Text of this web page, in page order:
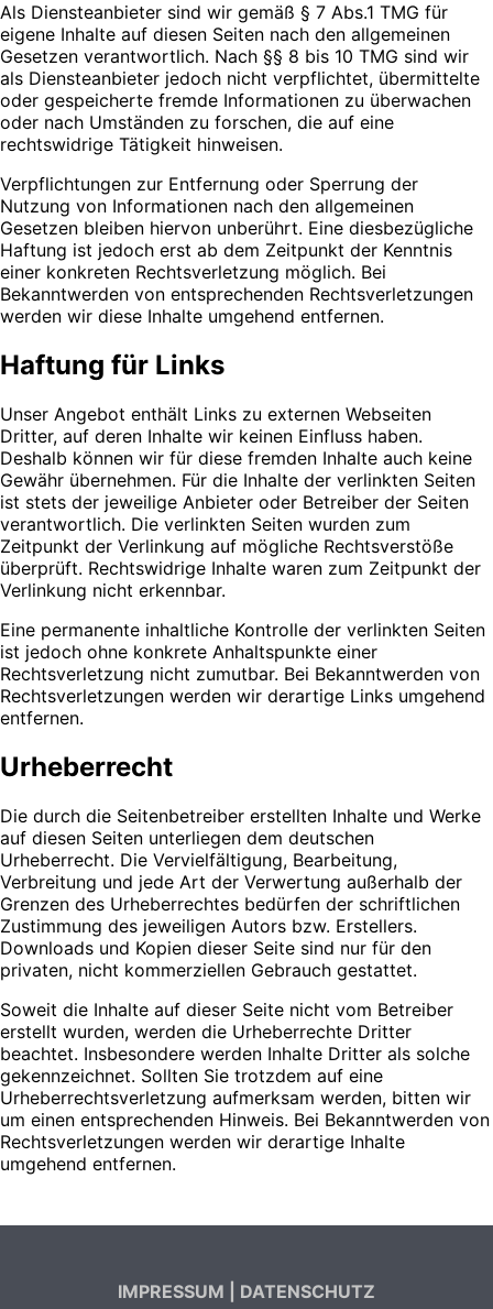
Als Diensteanbieter sind wir gemäß § 7 Abs.1 TMG für
eigene Inhalte auf diesen Seiten nach den allgemeinen
Gesetzen verantwortlich. Nach §§ 8 bis 10 TMG sind wir
als Diensteanbieter jedoch nicht verpflichtet, übermittelte
oder gespeicherte fremde Informationen zu überwachen
oder nach Umständen zu forschen, die auf eine
rechtswidrige Tätigkeit hinweisen.
Verpflichtungen zur Entfernung oder Sperrung der
Nutzung von Informationen nach den allgemeinen
Gesetzen bleiben hiervon unberührt. Eine diesbezügliche
Haftung ist jedoch erst ab dem Zeitpunkt der Kenntnis
einer konkreten Rechtsverletzung möglich. Bei
Bekanntwerden von entsprechenden Rechtsverletzungen
werden wir diese Inhalte umgehend entfernen.
Haftung für Links
Unser Angebot enthält Links zu externen Webseiten
Dritter, auf deren Inhalte wir keinen Einfluss haben.
Deshalb können wir für diese fremden Inhalte auch keine
Gewähr übernehmen. Für die Inhalte der verlinkten Seiten
ist stets der jeweilige Anbieter oder Betreiber der Seiten
verantwortlich. Die verlinkten Seiten wurden zum
Zeitpunkt der Verlinkung auf mögliche Rechtsverstöße
überprüft. Rechtswidrige Inhalte waren zum Zeitpunkt der
Verlinkung nicht erkennbar.
Eine permanente inhaltliche Kontrolle der verlinkten Seiten
ist jedoch ohne konkrete Anhaltspunkte einer
Rechtsverletzung nicht zumutbar. Bei Bekanntwerden von
Rechtsverletzungen werden wir derartige Links umgehend
entfernen.
Urheberrecht
Die durch die Seitenbetreiber erstellten Inhalte und Werke
auf diesen Seiten unterliegen dem deutschen
Urheberrecht. Die Vervielfältigung, Bearbeitung,
Verbreitung und jede Art der Verwertung außerhalb der
Grenzen des Urheberrechtes bedürfen der schriftlichen
Zustimmung des jeweiligen Autors bzw. Erstellers.
Downloads und Kopien dieser Seite sind nur für den
privaten, nicht kommerziellen Gebrauch gestattet.
Soweit die Inhalte auf dieser Seite nicht vom Betreiber
erstellt wurden, werden die Urheberrechte Dritter
beachtet. Insbesondere werden Inhalte Dritter als solche
gekennzeichnet. Sollten Sie trotzdem auf eine
Urheberrechtsverletzung aufmerksam werden, bitten wir
um einen entsprechenden Hinweis. Bei Bekanntwerden von
Rechtsverletzungen werden wir derartige Inhalte
umgehend entfernen.
IMPRESSUM DATENSCHUTZ